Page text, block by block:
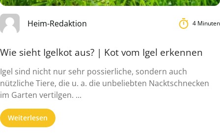
Heim-Redaktion 4 Minuten
Wie sieht Igelkot aus? | Kot vom Igel erkennen
Igel sind nicht nur sehr possierliche, sondern auch
nützliche Tiere, die u. a. die unbeliebten Nacktschnecken
im Garten vertilgen. ...
Weiterlesen